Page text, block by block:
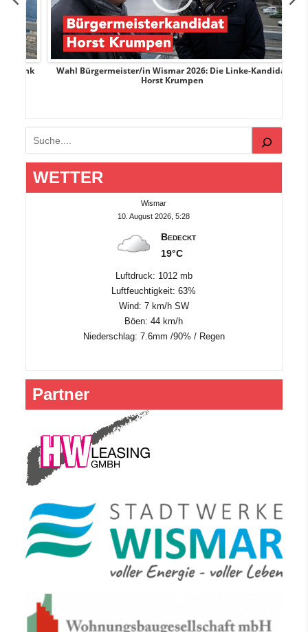
Wahl Bürgermeister/in Wismar 2026: Die Linke-Kandidat
Horst Krumpen
Suchen
WETTER
Wismar
10. August 2026, 5:28
Bedeckt
19°C
Luftdruck: 1012 mb
Luftfeuchtigkeit: 63%
Wind: 7 km/h SW
Böen: 44 km/h
Niederschlag: 7.6mm /90% / Regen
Partner